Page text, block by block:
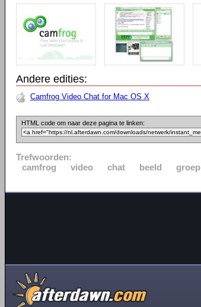
Andere edities:
Camfrog Video Chat for Mac OS X
HTML code om naar deze pagina te linken:
Trefwoorden:
camfrog
video chat beeld groep